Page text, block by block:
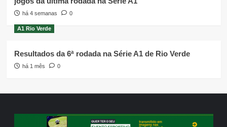
há 4 semanas 0
A1 Rio Verde
Resultados da 6ª rodada na Série A1 de Rio Verde
há 1 mês 0